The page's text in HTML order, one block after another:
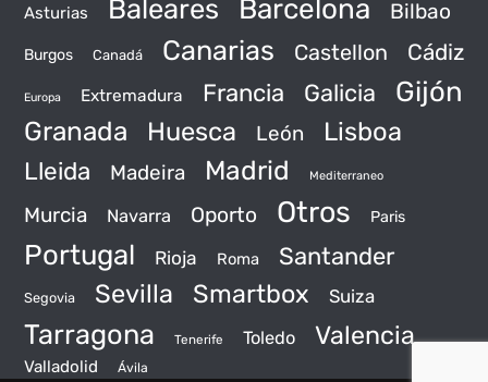
Asturias Baleares Barcelona Bilbao
Burgos Canadá Canarias Castellon Cádiz
Europa Extremadura Francia Galicia Gijón
Granada Huesca León Lisboa
Lleida Madeira Madrid Mediterraneo
Murcia Navarra Oporto Otros Paris
Portugal Rioja Roma Santander
Segovia Sevilla Smartbox Suiza
Tarragona Tenerife Toledo Valencia
Valladolid Ávila